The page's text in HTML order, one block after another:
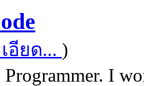
อียด... )
Programmer. I